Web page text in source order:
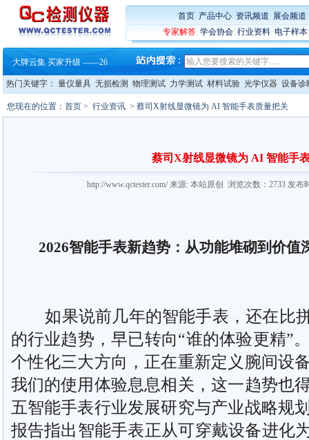
首页: 产品中心: 资讯频道: 展会频道
专家解答: 学会协会: 行业资料: 电子样本
·蔡司软件 | 高效变形分析能
·铸就AI服务器质量动脉 – 高
·铸就AI服务器质量动脉 – 高
·ZEISS BOSELLO ADR 让内部缺
·大牌云集 买家升级 ——26
蔡司和亿纬锂能达成战略合作
大牌云集 买家升级 ——26
热门关键字： 量仪量具 无损检测 物理测试 力学测试 材料试验 光学仪器 设备诊
您现在的位置： 首页 > 行业资讯 > 蔡司X射线显微镜为 AI 智能手表质量把关
蔡司X射线显微镜为 AI 智能手
http://www.qctester.com/ 来源: 本站原创 浏览次数：2733 发布
2026智能手表新趋势：从功能堆砌到价值
如果说前几年的智能手表，还在比拼
的行业趋势，早已转向“谁的体验更精”
个性化三大方向，正在重新定义腕间设
我们的使用体验息息相关，这一趋势也
五智能手表行业发展研究与产业战略规
报告指出智能手表正从可穿戴设备进化